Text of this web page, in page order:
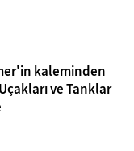
kaleminden
ve Tanklar